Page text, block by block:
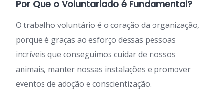
Por Que o Voluntariado é Fundamental?
O trabalho voluntário é o coração da organização,
porque é graças ao esforço dessas pessoas
incríveis que conseguimos cuidar de nossos
animais, manter nossas instalações e promover
eventos de adoção e conscientização.